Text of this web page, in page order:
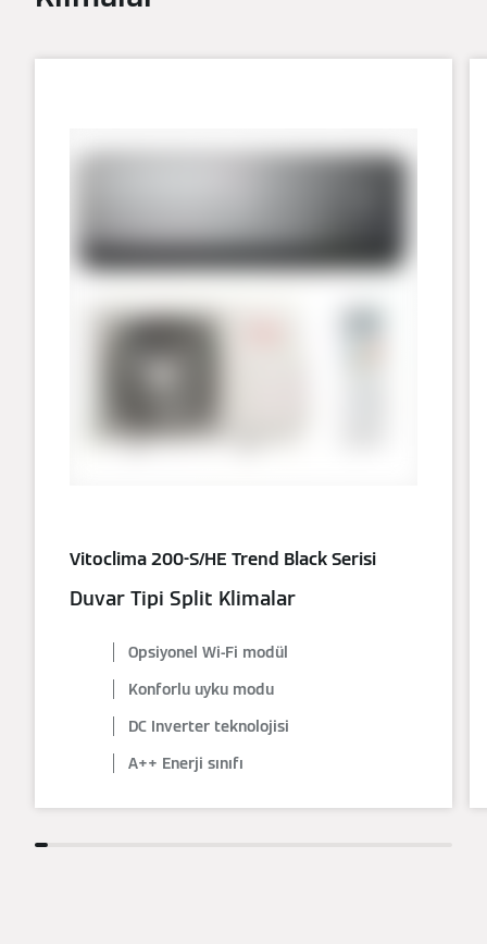
Vitoclima 200-S/HE Trend Black Serisi
Duvar Tipi Split Klimalar
Opsiyonel Wi-Fi modül
Konforlu uyku modu
DC Inverter teknolojisi
A++ Enerji sınıfı